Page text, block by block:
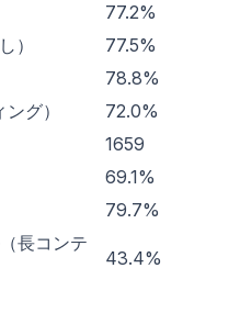
77.2%
）
77.5%
78.8%
グ）
72.0%
1659
69.1%
79.7%
長コンテ
43.4%